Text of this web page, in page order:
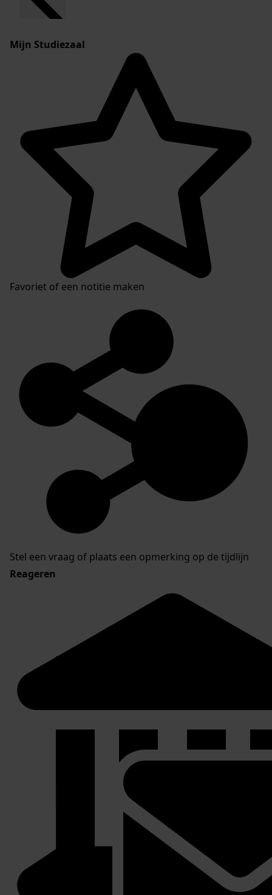
Mijn Studiezaal
Favoriet of een notitie maken
Stel een vraag of plaats een opmerking op de tijdlijn
Reageren